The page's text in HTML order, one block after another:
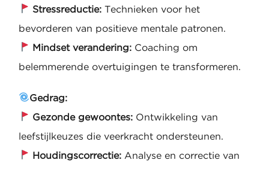
Stressreductie: Technieken voor het
bevorderen van positieve mentale patronen.
Mindset verandering: Coaching om
belemmerende overtuigingen te transformeren.
Gedrag:
Gezonde gewoontes: Ontwikkeling van
leefstijlkeuzes die veerkracht ondersteunen.
Houdingscorrectie: Analyse en correctie van